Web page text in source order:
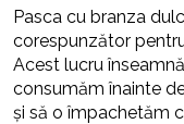
Pasca cu branza
corespunzător
Acest lucru
consumăm înainte
și să o împachetăm